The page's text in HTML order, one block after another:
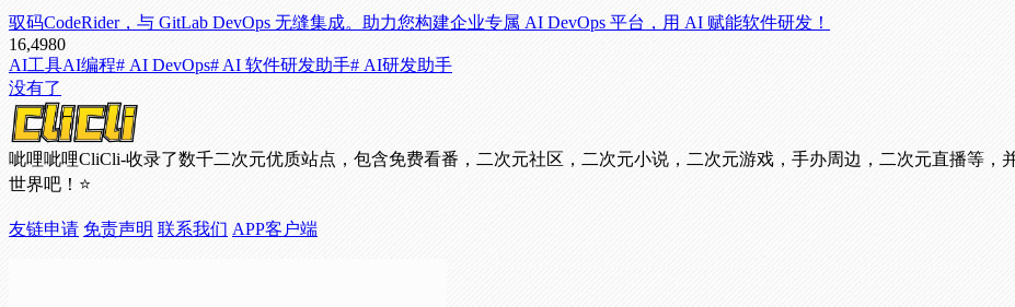
驭码CodeRider，与 GitLab DevOps 无缝集成。助力您构建企业专属 AI DevOps 平台，用 AI 赋能软件研发！
16,4980
AI工具AI编程# AI DevOps# AI 软件研发助手# AI研发助手
没有了
呲哩呲哩CliCli-收录了数千二次元优质站点，包含免费看番，二次元社区，二次元小说，二次元游戏，手办周边，二次元直播等
世界吧！⭐
友链申请 免责声明 联系我们 APP客户端